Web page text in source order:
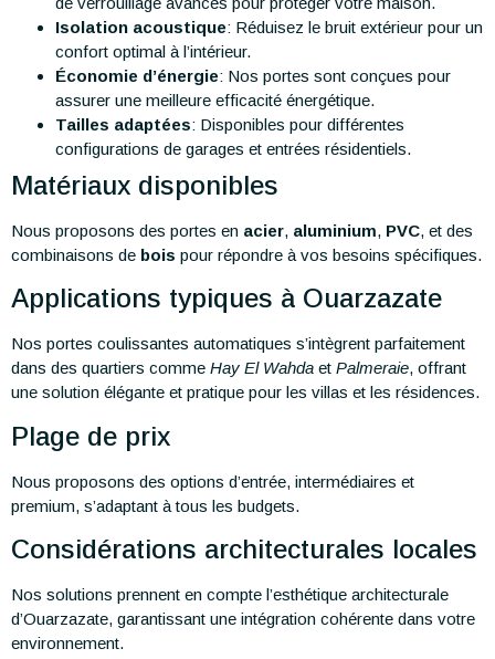
Isolation acoustique: Réduisez le bruit extérieur pour un
confort optimal à l’intérieur.
Économie d’énergie: Nos portes sont conçues pour
assurer une meilleure efficacité énergétique.
Tailles adaptées: Disponibles pour différentes
configurations de garages et entrées résidentiels.
Matériaux disponibles
Nous proposons des portes en acier, aluminium, PVC, et des
combinaisons de bois pour répondre à vos besoins spécifiques.
Applications typiques à Ouarzazate
Nos portes coulissantes automatiques s’intègrent parfaitement
dans des quartiers comme Hay El Wahda et Palmeraie, offrant
une solution élégante et pratique pour les villas et les résidences.
Plage de prix
Nous proposons des options d’entrée, intermédiaires et
premium, s’adaptant à tous les budgets.
Considérations architecturales locales
Nos solutions prennent en compte l’esthétique architecturale
d’Ouarzazate, garantissant une intégration cohérente dans votre
environnement.